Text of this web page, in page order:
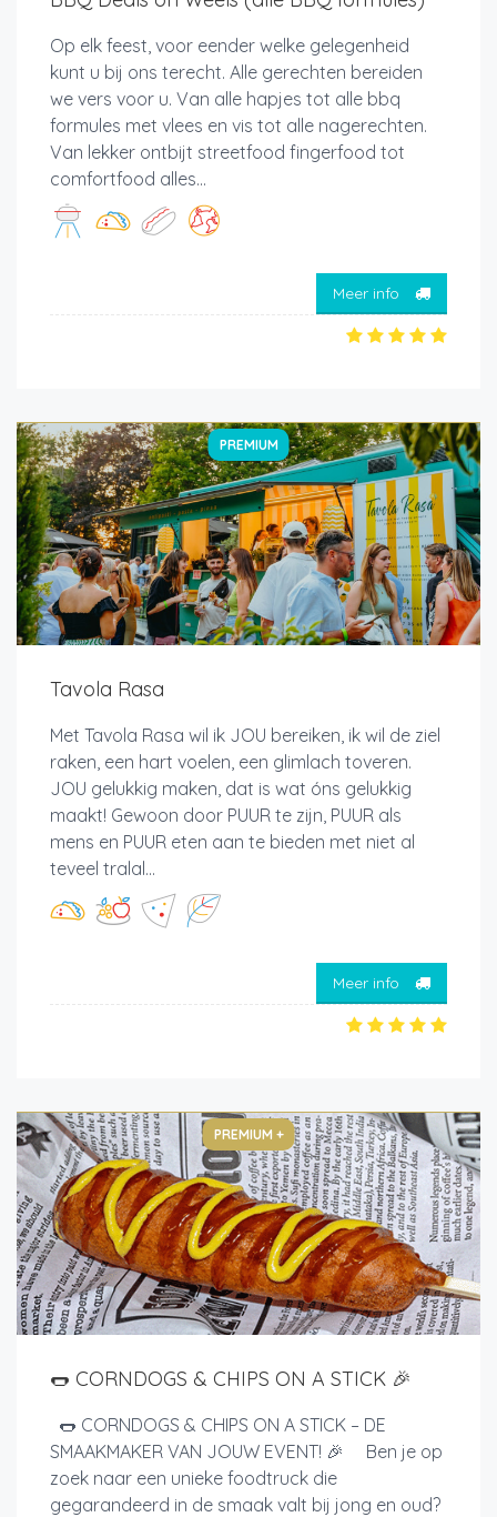
Op elk feest, voor eender welke gelegenheid
kunt u bij ons terecht. Alle gerechten bereiden
we vers voor u. Van alle hapjes tot alle bbq
formules met vlees en vis tot alle nagerechten.
Van lekker ontbijt streetfood fingerfood tot
comfortfood alles...
Meer info
PREMIUM
Tavola Rasa
Met Tavola Rasa wil ik JOU bereiken, ik wil de ziel
raken, een hart voelen, een glimlach toveren.
JOU gelukkig maken, dat is wat óns gelukkig
maakt! Gewoon door PUUR te zijn, PUUR als
mens en PUUR eten aan te bieden met niet al
teveel tralal...
Meer info
PREMIUM +
🌭 CORNDOGS & CHIPS ON A STICK 🎉
🌭 CORNDOGS & CHIPS ON A STICK – DE
SMAAKMAKER VAN JOUW EVENT! 🎉 Ben je op
zoek naar een unieke foodtruck die
gegarandeerd in de smaak valt bij jong en oud?